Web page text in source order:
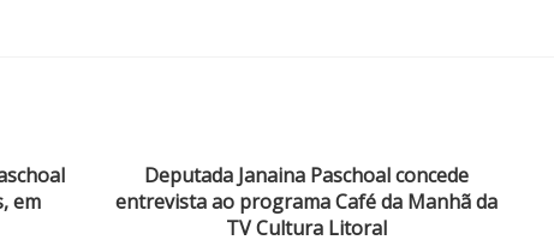
em
Deputada Janaina Paschoal concede
entrevista ao programa Café da Manhã da
TV Cultura Litoral